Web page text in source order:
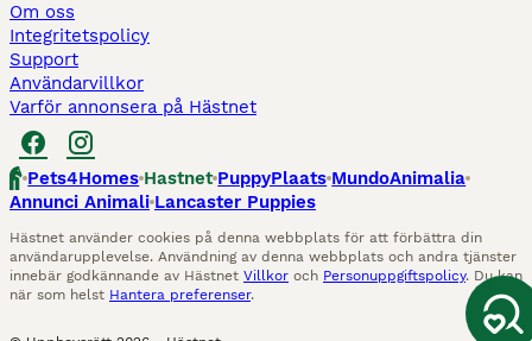
Om oss
Integritetspolicy
Support
Användarvillkor
Varför annonsera på Hästnet
Pets4Homes Hastnet PuppyPlaats MundoAnimalia
Annunci Animali Lancaster Puppies
Hästnet använder cookies på denna webbplats för att förbättra din
användarupplevelse. Användning av denna webbplats och andra tjänster
innebär godkännande av Hästnet Villkor och Personuppgiftspolicy. Du kan
när som helst Hantera preferenser.